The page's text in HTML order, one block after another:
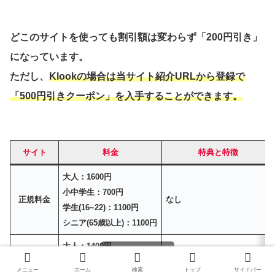
どこのサイトを使っても割引額は変わらず「200円引き」
になっています。
ただし、 Klookの場合は当サイト紹介URLから登録で
「500円引きクーポン」を入手することができます。
サイト 料金 特典と特徴
正規料金
大人：1600円
小中学生：700円
学生(16~22)：1100円
シニア(65歳以上)：1100円
なし
Klook
大人：1400円
小中学生：600円
紹介特典で+500円引き
メニュー ホーム 検索 トップ サイドバー